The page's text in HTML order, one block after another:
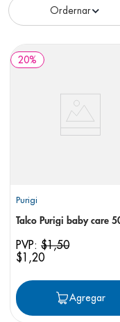
20%
Purigi
Talco Purigi baby care
PVP: $1,50
$1 ,20
Agregar
nivea
6. shampoo
7.
pediasure
desodorante